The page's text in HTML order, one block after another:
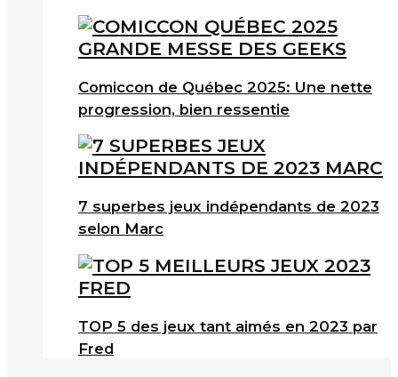
Comiccon de Québec 2025: Une nette
progression, bien ressentie
7 superbes jeux indépendants de 2023
selon Marc
TOP 5 des jeux tant aimés en 2023 par
Fred